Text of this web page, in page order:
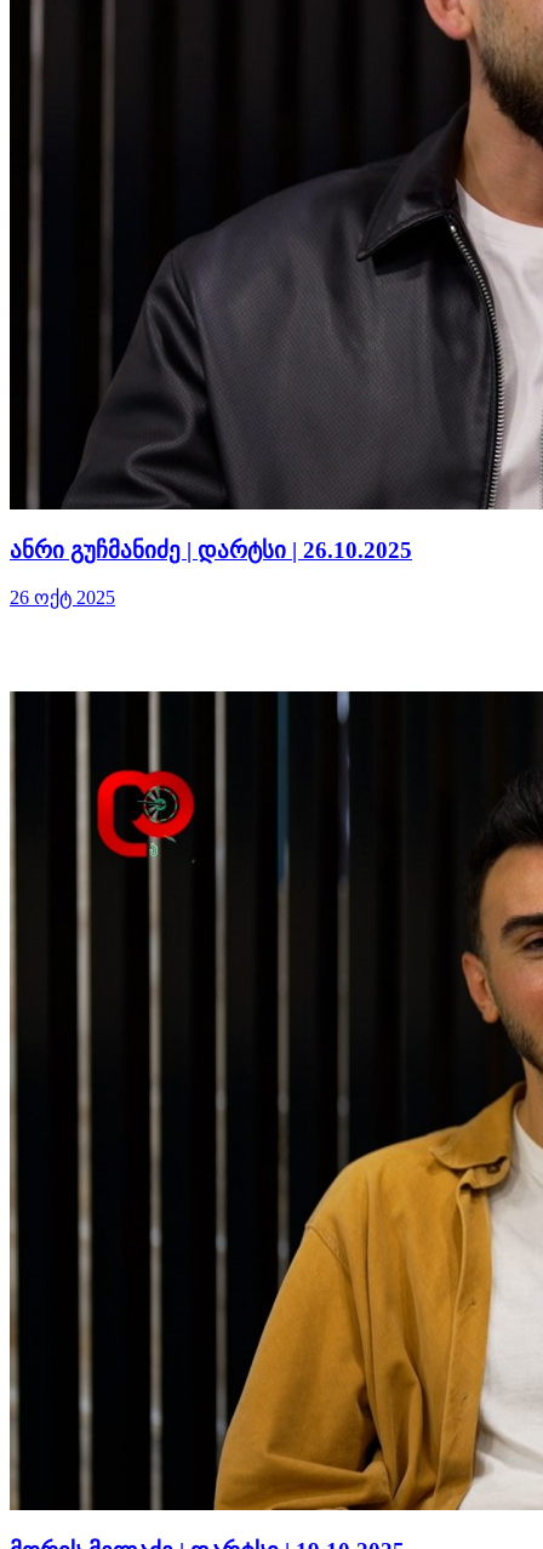
ანრი გუჩმანიძე | დარტსი | 26.10.2025
26 ოქტ 2025